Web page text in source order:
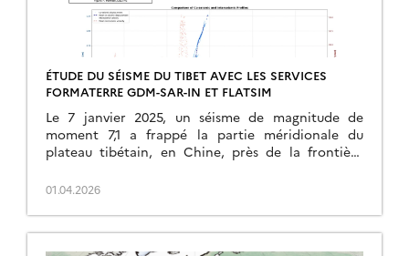
ÉTUDE DU SÉISME DU TIBET AVEC LES SERVICES
FORMATERRE GDM-SAR-IN ET FLATSIM
Le 7 janvier 2025, un séisme de magnitude de
moment 7,1 a frappé la partie méridionale du
plateau tibétain, en Chine, près de la frontière
01.04.2026